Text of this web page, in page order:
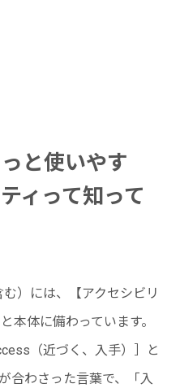
と使いやす
ィって知って
）には、【アクセシビリ
本体に備わっています。
（近づく、入手）］と
合わさった言葉で、「入